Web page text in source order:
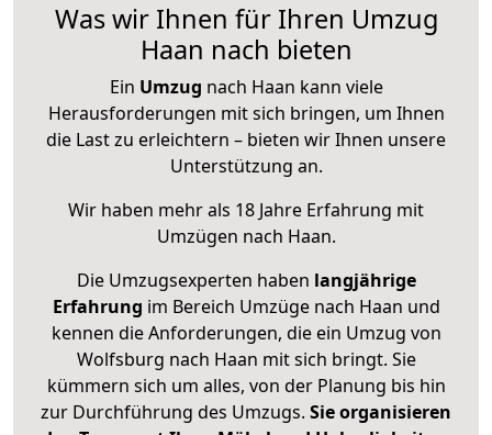
Was wir Ihnen für Ihren Umzug
Haan nach bieten
Ein Umzug nach Haan kann viele
Herausforderungen mit sich bringen, um Ihnen
die Last zu erleichtern – bieten wir Ihnen unsere
Unterstützung an.
Wir haben mehr als 18 Jahre Erfahrung mit
Umzügen nach Haan.
Die Umzugsexperten haben langjährige
Erfahrung im Bereich Umzüge nach Haan und
kennen die Anforderungen, die ein Umzug von
Wolfsburg nach Haan mit sich bringt. Sie
kümmern sich um alles, von der Planung bis hin
zur Durchführung des Umzugs. Sie organisieren